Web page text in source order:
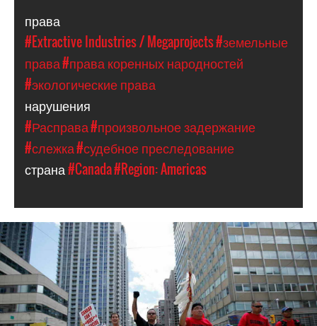
права
#Extractive Industries / Megaprojects#земельные
права#права коренных народностей
#экологические права
нарушения
#Расправа#произвольное задержание
#слежка#судебное преследование
страна#Canada#Region: Americas
#Canada-
general-
context.jpg